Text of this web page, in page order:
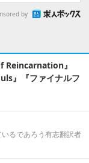
by
Reincarnation』
』『ファイナルフ
るであろう有志翻訳者